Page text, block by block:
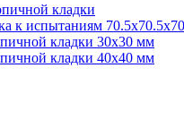
кладки
к испытаниям
кладки 30х30 мм
кладки 40х40 мм